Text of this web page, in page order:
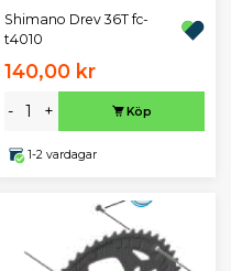
Shimano Drev 36T fc-
t4010
140,00 kr
- + Köp
1-2 vardagar